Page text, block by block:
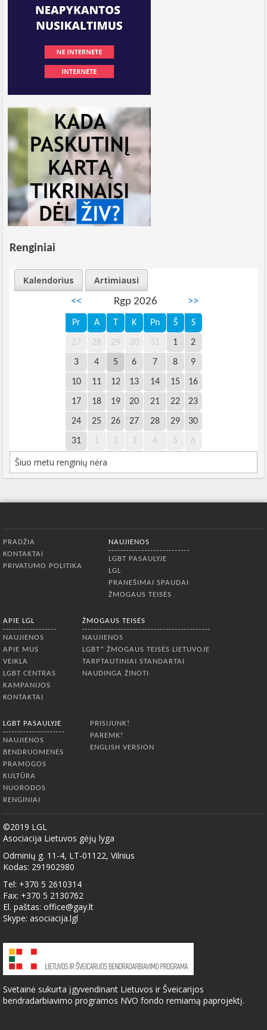
Renginiai
Kalendorius
Artimiausi
<<
Rgp 2026 >>
Pr A T K Pn Š S
27 28 29 30 31 1 2
3 4 5 6 7 8 9
10 11 12 13 14 15 16
17 18 19 20 21 22 23
24 25 26 27 28 29 30
31 1 2 3 4 5 6
Šiuo metu renginių nėra
PRADŽIA
KONTAKTAI
PRIVATUMO POLITIKA
NAUJIENOS
LGBT PASAULYJE
LGL
PRANEŠIMAI SPAUDAI
ŽMOGAUS TEISĖS
APIE LGL
NAUJIENOS
APIE MUS
VEIKLA
LGBT CENTRAS
KAMPANIJOS
KONTAKTAI
ŽMOGAUS TEISĖS
NAUJIENOS
LGBT* ŽMOGAUS TEISĖS LIETUVOJE
TARPTAUTINIAI STANDARTAI
NAUDINGA ŽINOTI
LGBT PASAULYJE
NAUJIENOS
BENDRUOMENĖS
PRAMOGOS
KULTŪRA
NUORODOS
RENGINIAI
PRISIJUNK!
PAREMK!
ENGLISH VERSION
©2019 LGL
Asociacija Lietuvos gėjų lyga
Odminių g. 11-4, LT-01122, Vilnius
Kodas: 291902980
Tel: +370 5 2610314
Fax: +370 5 2130762
El. paštas: office@gay.lt
Skype: asociacija.lgl
Svetainė sukurta įgyvendinant Lietuvos ir Šveicarijos
bendradarbiavimo programos NVO fondo remiamą paprojektį.